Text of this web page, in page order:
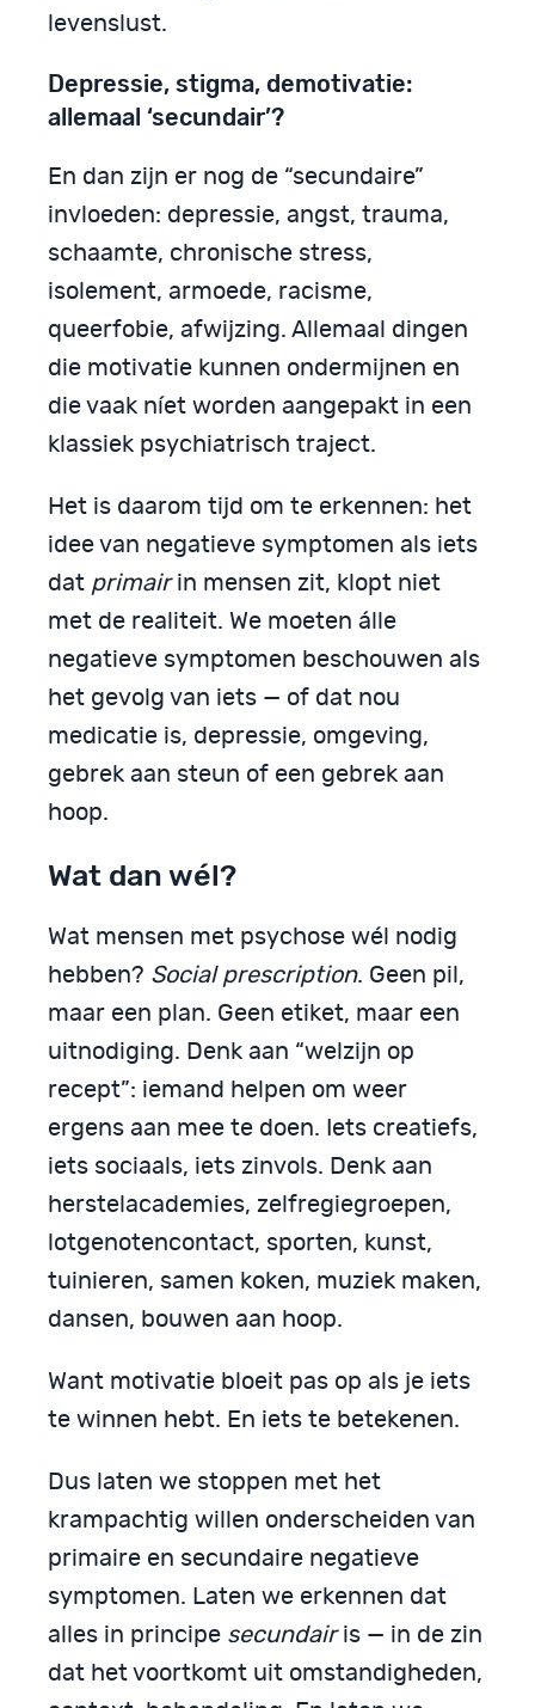
levenslust.
Depressie, stigma, demotivatie:
allemaal ‘secundair’?
En dan zijn er nog de “secundaire”
invloeden: depressie, angst, trauma,
schaamte, chronische stress,
isolement, armoede, racisme,
queerfobie, afwijzing. Allemaal dingen
die motivatie kunnen ondermijnen en
die vaak níet worden aangepakt in een
klassiek psychiatrisch traject.
Het is daarom tijd om te erkennen: het
idee van negatieve symptomen als iets
dat primairin mensen zit, klopt niet
met de realiteit. We moeten álle
negatieve symptomen beschouwen als
het gevolg van iets — of dat nou
medicatie is, depressie, omgeving,
gebrek aan steun of een gebrek aan
hoop.
Wat dan wél?
Wat mensen met psychose wél nodig
hebben? Social prescription. Geen pil,
maar een plan. Geen etiket, maar een
uitnodiging. Denk aan “welzijn op
recept”: iemand helpen om weer
ergens aan mee te doen. Iets creatiefs,
iets sociaals, iets zinvols. Denk aan
herstelacademies, zelfregiegroepen,
lotgenotencontact, sporten, kunst,
tuinieren, samen koken, muziek maken,
dansen, bouwen aan hoop.
Want motivatie bloeit pas op als je iets
te winnen hebt. En iets te betekenen.
Dus laten we stoppen met het
krampachtig willen onderscheiden van
primaire en secundaire negatieve
symptomen. Laten we erkennen dat
alles in principe secundairis — in de zin
dat het voortkomt uit omstandigheden,